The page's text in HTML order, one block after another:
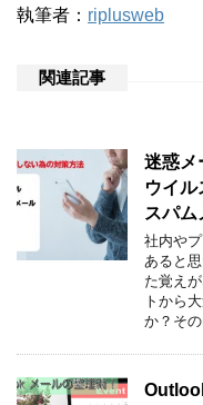
執筆者： riplusweb
関連記事
迷惑メ
ウイル
スパム
社内や
あると
た覚え
トから
か？そ